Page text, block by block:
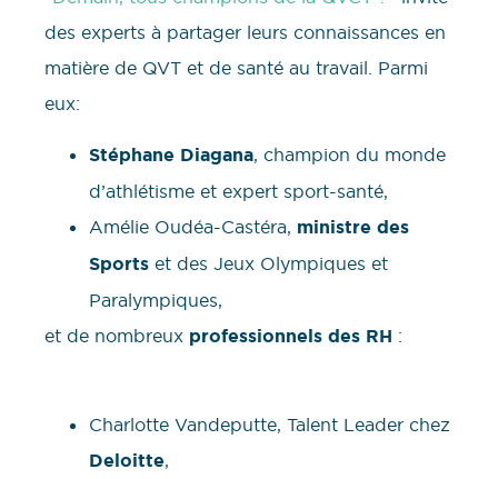
des experts à partager leurs connaissances en
matière de QVT et de santé au travail. Parmi
eux:
Stéphane Diagana, champion du monde
d’athlétisme et expert sport-santé,
Amélie Oudéa-Castéra, ministre des
Sports et des Jeux Olympiques et
Paralympiques,
et de nombreux professionnels des RH :
Charlotte Vandeputte, Talent Leader chez
Deloitte,